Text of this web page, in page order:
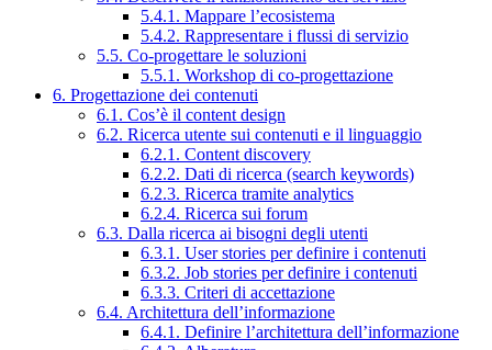
5.4.1. Mappare l’ecosistema
5.4.2. Rappresentare i flussi di servizio
5.5. Co-progettare le soluzioni
5.5.1. Workshop di co-progettazione
6. Progettazione dei contenuti
6.1. Cos’è il content design
6.2. Ricerca utente sui contenuti e il linguaggio
6.2.1. Content discovery
6.2.2. Dati di ricerca (search keywords)
6.2.3. Ricerca tramite analytics
6.2.4. Ricerca sui forum
6.3. Dalla ricerca ai bisogni degli utenti
6.3.1. User stories per definire i contenuti
6.3.2. Job stories per definire i contenuti
6.3.3. Criteri di accettazione
6.4. Architettura dell’informazione
6.4.1. Definire l’architettura dell’informazione